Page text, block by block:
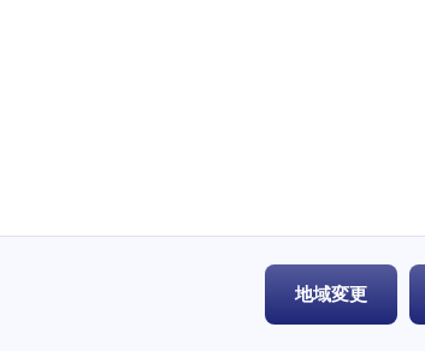
地域変更